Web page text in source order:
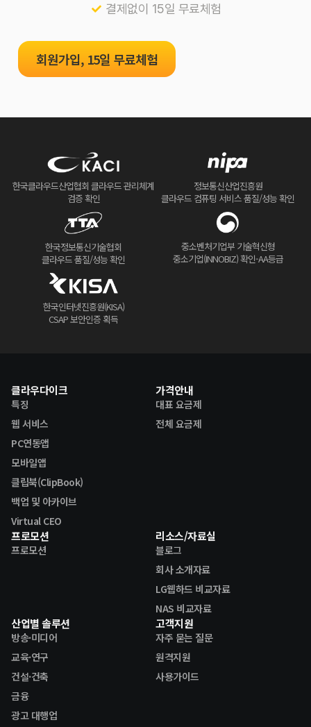
결제없이 15일 무료체험
회원가입, 15일 무료체험
한국클라우드산업협회 클라우드 관리체계
검증 확인
정보통신산업진흥원
클라우드 컴퓨팅 서비스 품질/성능 확인
한국정보통신기술협회
클라우드 품질/성능 확인
중소벤처기업부 기술혁신형
중소기업(INNOBIZ) 확인-AA등급
한국인터넷진흥원(KISA)
CSAP 보안인증 획득
클라우다이크
특징
웹 서비스
PC연동앱
모바일앱
클립북(ClipBook)
백업 및 아카이브
Virtual CEO
가격안내
대표 요금제
전체 요금제
프로모션
프로모션
리소스/자료실
블로그
회사 소개자료
LG웹하드 비교자료
NAS 비교자료
산업별 솔루션
방송·미디어
교육·연구
건설·건축
금융
광고 대행업
고객지원
자주 묻는 질문
원격지원
사용가이드